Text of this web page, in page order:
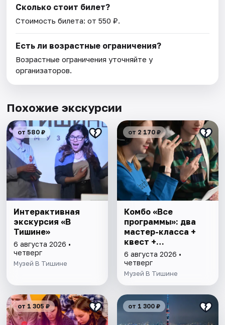
Сколько стоит билет?
Стоимость билета: от 550 ₽.
Есть ли возрастные ограничения?
Возрастные ограничения уточняйте у
организаторов.
Похожие экскурсии
от 580 ₽
Интерактивная
экскурсия «В
Тишине»
6 августа 2026 •
четверг
Музей В Тишине
от 2 170 ₽
Комбо «Все
программы»: два
мастер-класса +
квест +
интерактивная
экскурсия
6 августа 2026 •
четверг
Музей В Тишине
от 1 305 ₽ от 1 300 ₽